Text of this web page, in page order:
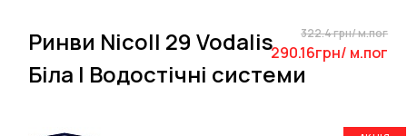
Ринви Nicoll 29 Vodalis
Біла | Водостічні системи
322.4 грн/ м.пог
290.16грн/ м.пог